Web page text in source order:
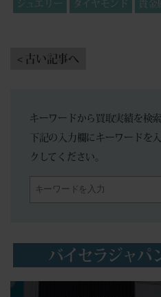
ジュエリー
ダイヤモンド 貴金
< 古い記事へ
キーワードから買取実績を検索
下記の入力欄にキーワードを
クしてください。
バイセラジャパ